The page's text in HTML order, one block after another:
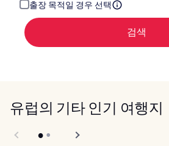
출장 목적일 경우 선택
검색
유럽의 기타 인기 여행지